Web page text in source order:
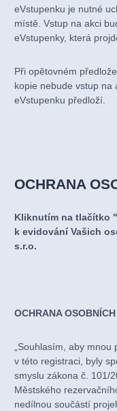
eVstupenku je nutné
místě. Vstup na akci
eVstupenky, která
Při opětovném
kopie nebude vstup na
eVstupenku předloží.
OCHRANA
Kliknutím na tlačítko
k evidování Vašich
s.r.o.
OCHRANA
„Souhlasím, aby mnou
v této registraci, byly
smyslu zákona č. 101/
Městského
nedílnou součástí